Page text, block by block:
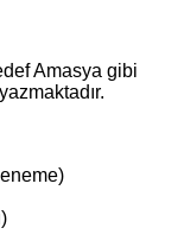
Amasya gibi